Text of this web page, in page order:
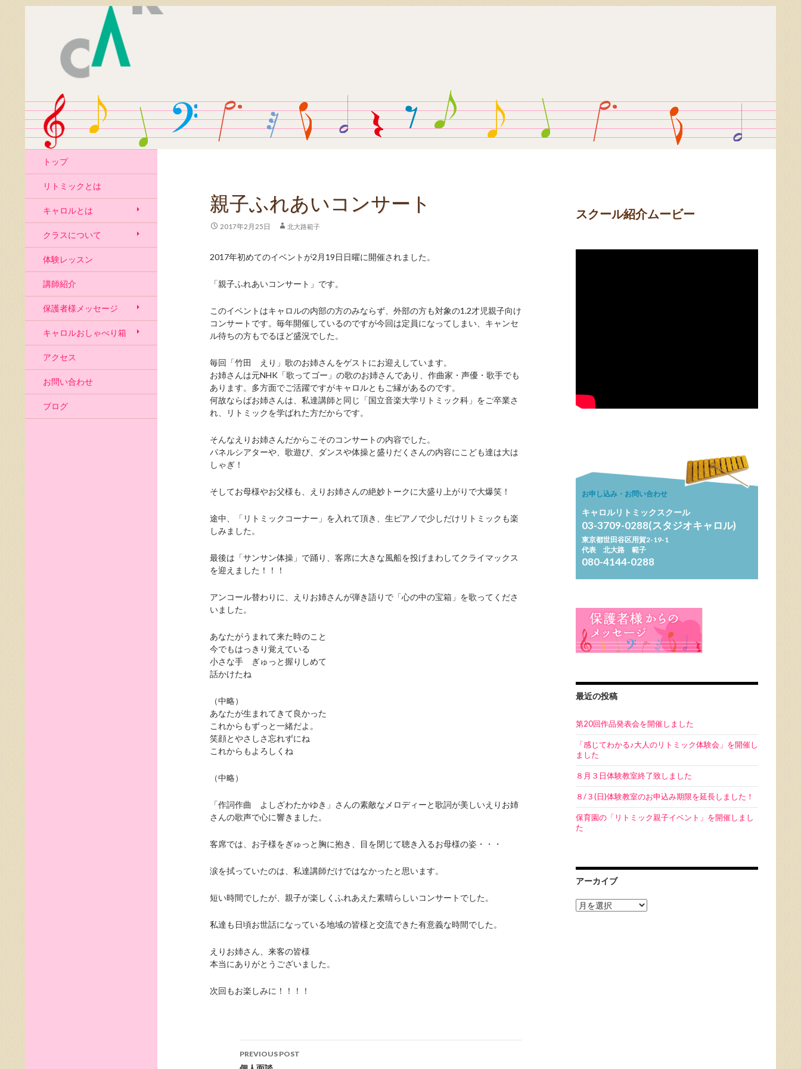
親子ふれあいコンサート
2017年2月25日 北大路範子
2017年初めてのイベントが2月19日日曜に開催されました。
「親子ふれあいコンサート」です。
このイベントはキャロルの内部の方のみならず、外部の方も対象の1.2才児親子向け
コンサートです。毎年開催しているのですが今回は定員になってしまい、キャンセ
ル待ちの方もでるほど盛況でした。
毎回「竹田 えり」歌のお姉さんをゲストにお迎えしています。
お姉さんは元NHK「歌ってゴー」の歌のお姉さんであり、作曲家・声優・歌手でも
あります。多方面でご活躍ですがキャロルともご縁があるのです。
何故ならばお姉さんは、私達講師と同じ「国立音楽大学リトミック科」をご卒業さ
れ、リトミックを学ばれた方だからです。
そんなえりお姉さんだからこそのコンサートの内容でした。
パネルシアターや、歌遊び、ダンスや体操と盛りだくさんの内容にこども達は大は
しゃぎ！
そしてお母様やお父様も、えりお姉さんの絶妙トークに大盛り上がりで大爆笑！
途中、「リトミックコーナー」を入れて頂き、生ピアノで少しだけリトミックも楽
しみました。
最後は「サンサン体操」で踊り、客席に大きな風船を投げまわしてクライマックス
を迎えました！！！
アンコール替わりに、えりお姉さんが弾き語りで「心の中の宝箱」を歌ってくださ
いました。
あなたがうまれて来た時のこと
今でもはっきり覚えている
小さな手 ぎゅっと握りしめて
話かけたね
（中略）
あなたが生まれてきて良かった
これからもずっと一緒だよ。
笑顔とやさしさ忘れずにね
これからもよろしくね
（中略）
「作詞作曲 よしざわたかゆき」さんの素敵なメロディーと歌詞が美しいえりお姉
さんの歌声で心に響きました。
客席では、お子様をぎゅっと胸に抱き、目を閉じて聴き入るお母様の姿・・・
涙を拭っていたのは、私達講師だけではなかったと思います。
短い時間でしたが、親子が楽しくふれあえた素晴らしいコンサートでした。
私達も日頃お世話になっている地域の皆様と交流できた有意義な時間でした。
えりお姉さん、来客の皆様
本当にありがとうございました。
次回もお楽しみに！！！！
Post
PREVIOUS POST
スクール紹介ムービー
お申し込み・お問い合わせ
キャロルリトミックスクール
03-3709-0288(スタジオキャロル)
東京都世田谷区用賀2-19-1
代表 北大路 範子
080-4144-0288
最近の投稿
第20回作品発表会を開催しました
「感じてわかる♪大人のリトミック体験会」を開催し
ました
８月３日体験教室終了致しました
８/３(日)体験教室のお申込み期限を延長しました！
保育園の「リトミック親子イベント」を開催しまし
た
アーカイブ
ア
ー
トップ
リトミックとは
キャロルとは
クラスについて
体験レッスン
講師紹介
保護者様メッセージ
キャロルおしゃべり箱
アクセス
お問い合わせ
ブログ